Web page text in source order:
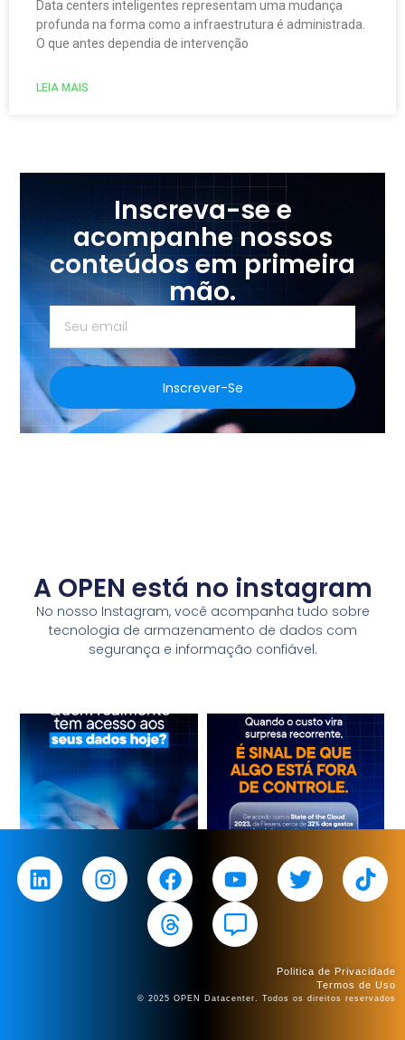
Data centers inteligentes representam uma mudança
profunda na forma como a infraestrutura é administrada.
O que antes dependia de intervenção
LEIA MAIS
Inscreva-se e
acompanhe nossos
conteúdos em primeira
mão.
Inscrever-Se
A OPEN está no instagram
No nosso Instagram, você acompanha tudo sobre
tecnologia de armazenamento de dados com
segurança e informação confiável.
Politica de Privacidade
© 2025 OPEN Datacenter. Todos os direitos reservados
Termos de Uso